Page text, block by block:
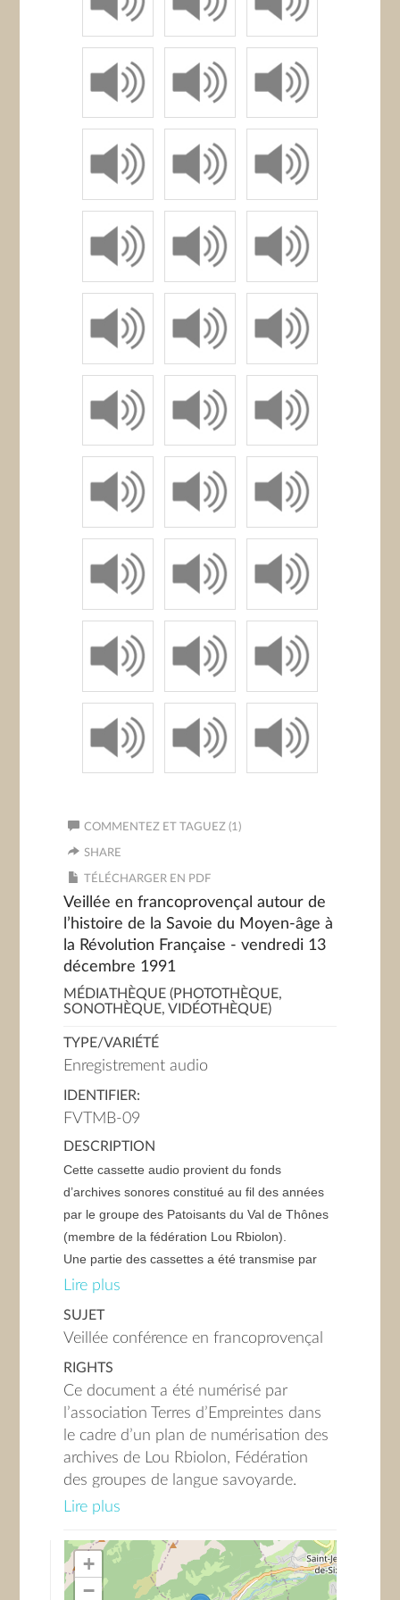
COMMENTEZ ET TAGUEZ (1)
SHARE
TÉLÉCHARGER EN PDF
Veillée en francoprovençal autour de
l’histoire de la Savoie du Moyen-âge à
la Révolution Française - vendredi 13
décembre 1991
MÉDIATHÈQUE (PHOTOTHÈQUE,
SONOTHÈQUE, VIDÉOTHÈQUE)
TYPE/VARIÉTÉ
Enregistrement audio
IDENTIFIER:
FVTMB-09
DESCRIPTION
Cette cassette audio provient du fonds
d’archives sonores constitué au fil des années
par le groupe des Patoisants du Val de Thônes
(membre de la fédération Lou Rbiolon).
Une partie des cassettes a été transmise par
Michel BIBOLLET, actuel président du groupe,
2021), habitante des Villards-sur-Thônes et
auteure de nombreuses publications sur la
langue francoprovençale.
Il s’agit ici de l’enregistrement d’une veillée dont
la thématique principale est l’histoire de la
Savoie de la période médiévale à la Révolution
Française. L’orateur, François Sylvestre,
Face A
A.1- Présentation du thème de la cassette par
Lire plus
SUJET
Veillée conférence en francoprovençal
RIGHTS
Ce document a été numérisé par
l’association Terres d’Empreintes dans
le cadre d’un plan de numérisation des
archives de Lou Rbiolon, Fédération
des groupes de langue savoyarde.
Cette numérisation a reçu le soutien de
Conseil Savoie-Mont-Blanc, ainsi que
de différentes structures (mécénat,
associations) et individuels investis
Lire plus
+
−